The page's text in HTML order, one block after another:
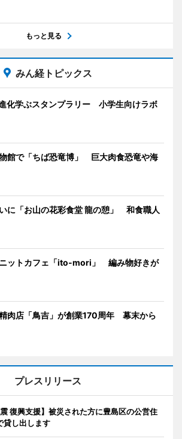
もっと見る
みん経トピックス
化学ぶスタンプラリー 小学生向けラボ
館で「ちば恐竜博」 巨大肉食恐竜や海
に「お山の花彩食堂 龍の憩」 和食職人
ットカフェ「ito-mori」 編み物好きが
肉店「鳥吉」が創業170周年 幕末から
プレスリリース
復興支援】被災された方に豊島区の公営住
貸し出します